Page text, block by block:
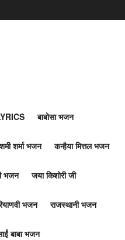
बाबोसा भजन
शर्मा भजन कन्हैया मित्तल भजन
भजन जया किशोरी जी
भजन राजस्थानी भजन
बाबा भजन